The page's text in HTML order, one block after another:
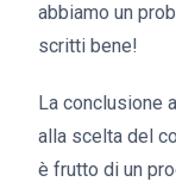
abbiamo un
scritti bene!
La conclusione
alla scelta del
è frutto di un